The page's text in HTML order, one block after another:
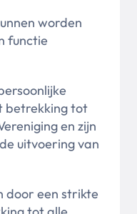
worden
functie
betrekking tot
en zijn
uitvoering van
door een strikte